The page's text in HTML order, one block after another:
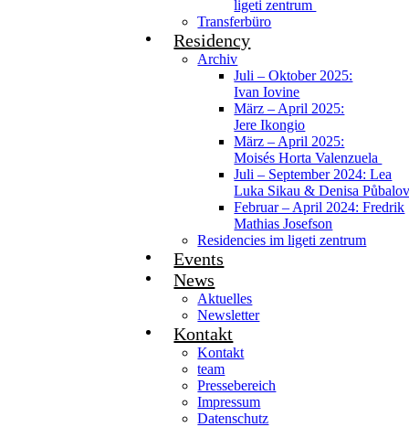
ligeti zentrum
Transferbüro
Residency
Archiv
Juli – Oktober 2025:
Ivan Iovine
März – April 2025:
Jere Ikongio
März – April 2025:
Moisés Horta Valenzuela
Juli – September 2024: Lea
Luka Sikau & Denisa
Februar – April 2024: Fredrik
Mathias Josefson
Residencies im ligeti zentrum
Events
News
Aktuelles
Newsletter
Kontakt
Kontakt
team
Pressebereich
Impressum
Datenschutz